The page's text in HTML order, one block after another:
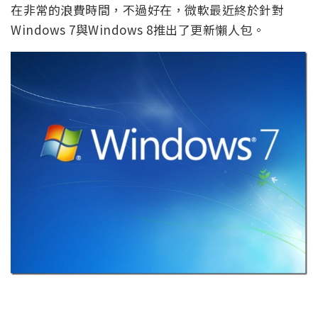
在非常的浪費時間，不過好在，微軟最近終於針對
Windows 7與Windows 8推出了更新懶人包。